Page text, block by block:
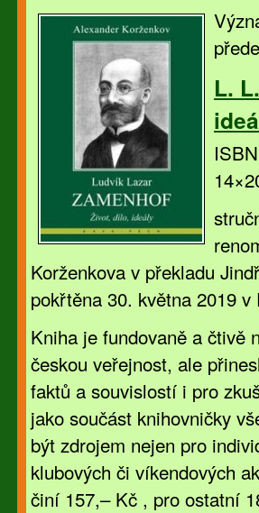
L.
Korženkova v překladu
pokřtěna 30. května 2019
Kniha je fundovaně a čtivě
českou veřejnost, ale
faktů a souvislostí i pro
jako součást knihovničky
být zdrojem nejen pro
klubových či víkendových
činí 157,– Kč , pro ostatní